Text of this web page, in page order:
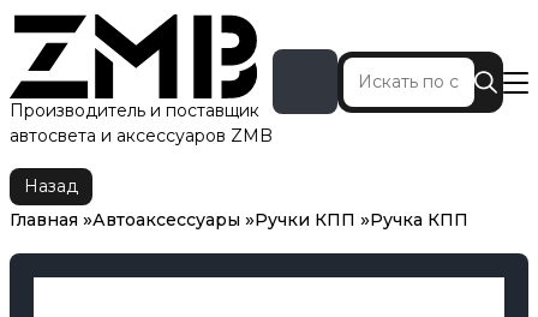
Производитель и поставщик
автосвета и аксессуаров ZMB
Главная Автоаксессуары Ручки КПП
Назад
Главная
Автоаксессуары Ручки КПП Ручка КПП